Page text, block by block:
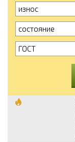
износ
состояние
ГОСТ